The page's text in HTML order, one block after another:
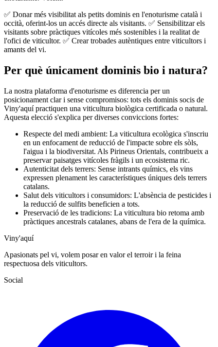
✅ Donar més visibilitat als petits dominis en l'enoturisme català i
occità, oferint-los un accés directe als visitants. ✅ Sensibilitzar els
visitants sobre pràctiques vitícoles més sostenibles i la realitat de
l'ofici de viticultor. ✅ Crear trobades autèntiques entre viticultors i
amants del vi.
Per què únicament dominis bio i natura?
La nostra plataforma d'enoturisme es diferencia per un
posicionament clar i sense compromisos: tots els dominis socis de
Viny'aquí practiquen una viticultura biològica certificada o natural.
Aquesta elecció s'explica per diverses conviccions fortes:
Respecte del medi ambient: La viticultura ecològica s'inscriu
en un enfocament de reducció de l'impacte sobre els sòls,
l'aigua i la biodiversitat. Als Pirineus Orientals, contribueix a
preservar paisatges vitícoles fràgils i un ecosistema ric.
Autenticitat dels terrers: Sense intrants químics, els vins
expressen plenament les característiques úniques dels terrers
catalans.
Salut dels viticultors i consumidors: L'absència de pesticides i
la reducció de sulfits beneficien a tots.
Preservació de les tradicions: La viticultura bio retoma amb
pràctiques ancestrals catalanes, abans de l'era de la química.
Viny'aquí
Apasionats pel vi, volem posar en valor el terroir i la feina
respectuosa dels viticultors.
Social